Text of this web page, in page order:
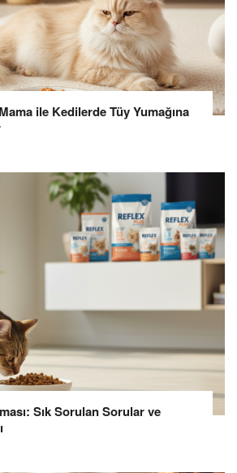
ile Kedilerde Tüy Yumağına
Sık Sorulan Sorular ve